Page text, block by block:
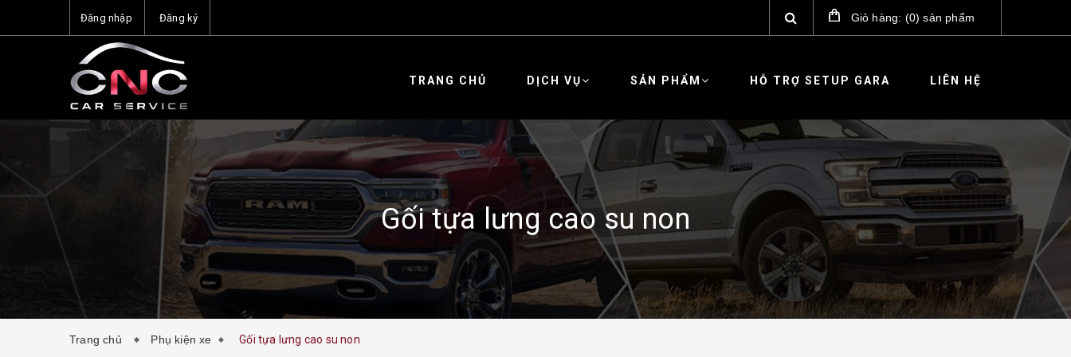
Đăng nhập Đăng ký Giỏ hàng: (0)sản phẩm
TRANG CHỦ DỊCH VỤ SẢN PHẨM HỖ TRỢ SETUP GARA LIÊN HỆ
Gối tựa lưng cao su non
Trang chủ Phụ kiện xe Gối tựa lưng cao su non